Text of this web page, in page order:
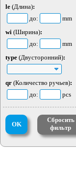
le (Длина):
до:
mm
wi (Ширина):
до:
mm
type (Двусторонний):
qr (Количество ручьев):
до:
pcs
OK
Сбросить
фильтр